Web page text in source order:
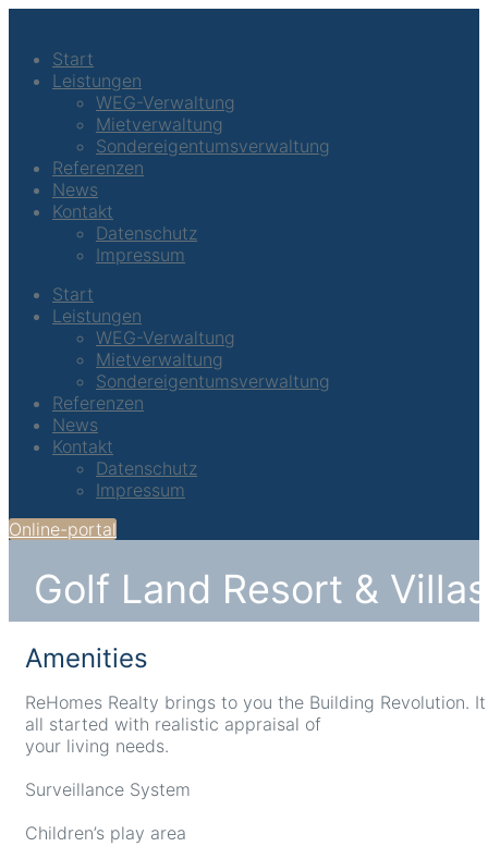
Start
Leistungen
WEG-Verwaltung
Mietverwaltung
Sondereigentumsverwaltung
Referenzen
News
Kontakt
Datenschutz
Impressum
Start
Leistungen
WEG-Verwaltung
Mietverwaltung
Sondereigentumsverwaltung
Referenzen
News
Kontakt
Datenschutz
Impressum
Online-portal
Golf Land Resort & Villas
Amenities
ReHomes Realty brings to you the Building Revolution. It
all started with realistic appraisal of
your living needs.
Surveillance System
Children’s play area